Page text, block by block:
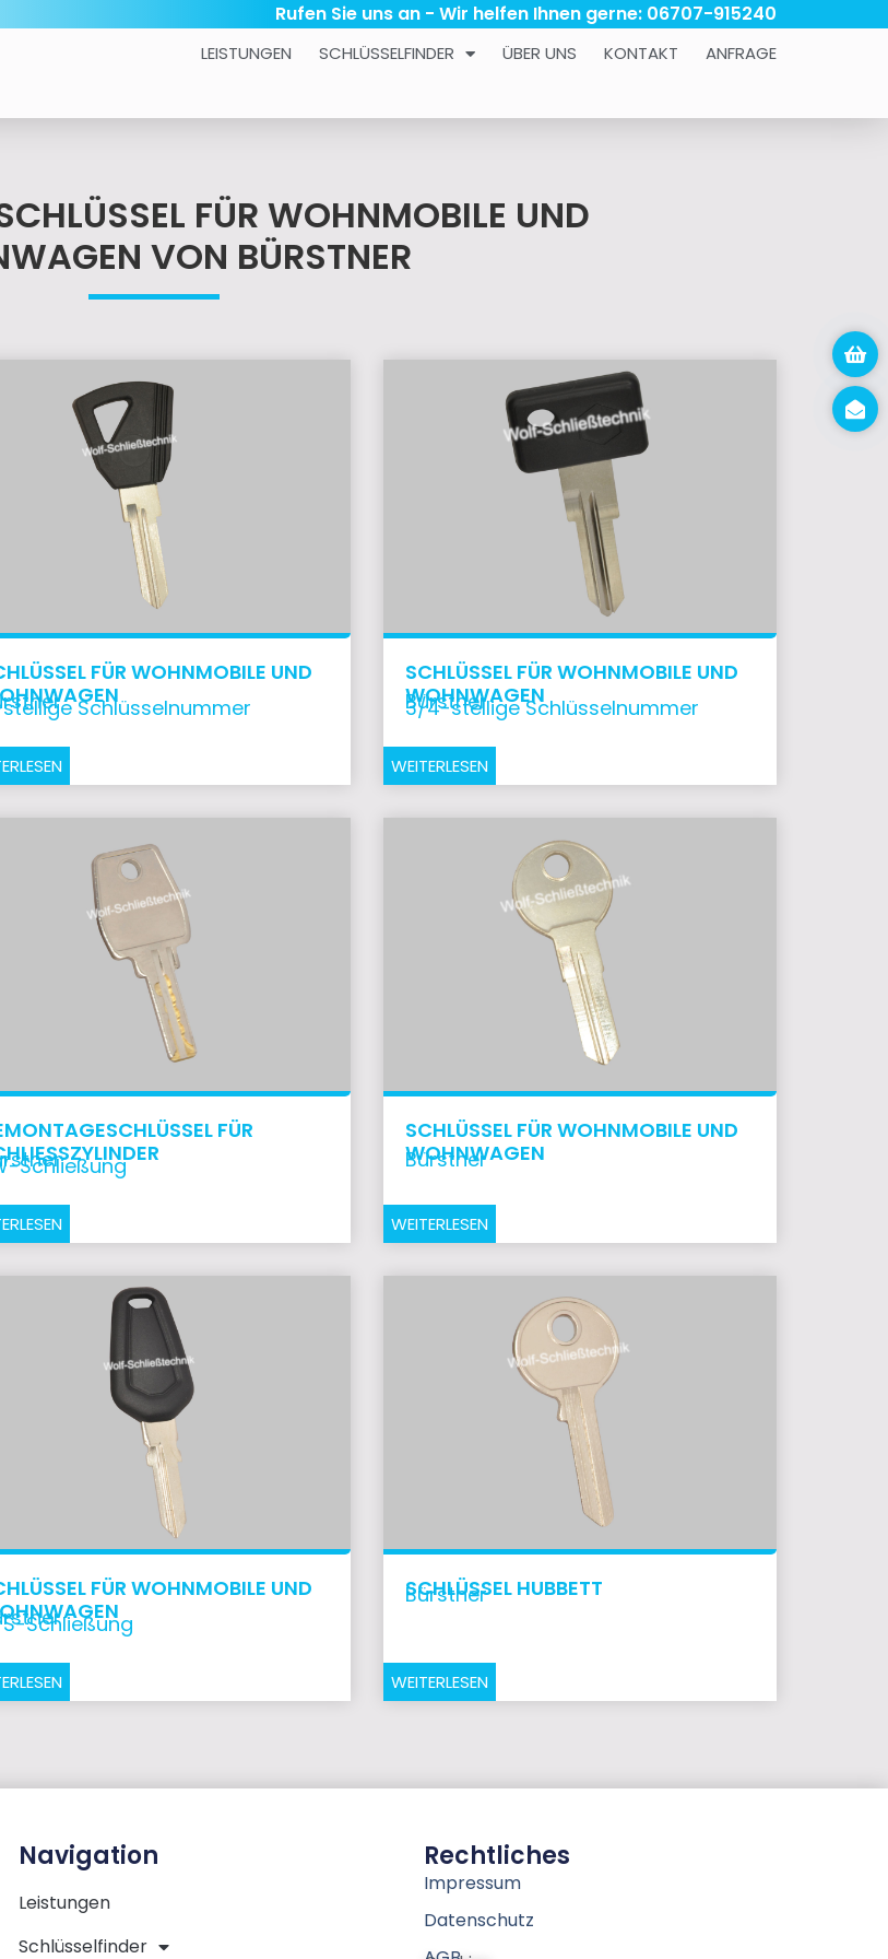
Rufen Sie uns an - Wir helfen Ihnen gerne: 06707-915240
LEISTUNGEN SCHLÜSSELFINDER ÜBER UNS KONTAKT ANFRAGE
FÜR WOHNMOBILE UND
VON BÜRSTNER
FÜR WOHNMOBILE UND
Schlüsselnummer
SCHLÜSSEL FÜR WOHNMOBILE UND
WOHNWAGEN
Bürstner
3/4-stellige Schlüsselnummer
WEITERLESEN
FÜR
Schließung
SCHLÜSSEL FÜR WOHNMOBILE UND
WOHNWAGEN
Bürstner
WEITERLESEN
FÜR WOHNMOBILE UND
Schließung
SCHLÜSSEL HUBBETT
Bürstner
WEITERLESEN
Navigation
Leistungen
Schlüsselfinder
Rechtliches
Impressum
Datenschutz